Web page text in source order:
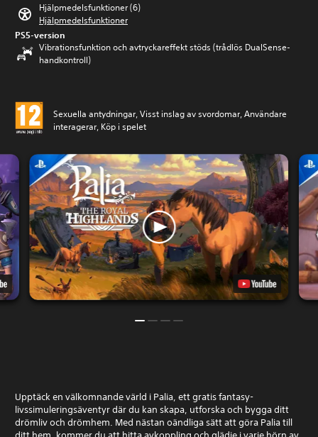
Hjälpmedelsfunktioner (6)
Hjälpmedelsfunktioner
PS5-version
Vibrationsfunktion och avtryckareffekt stöds (trådlös DualSense-
handkontroll)
Sexuella antydningar, Visst inslag av svordomar, Användare
interagerar, Köp i spelet
Upptäck en välkomnande värld i Palia, ett gratis fantasy-
livssimuleringsäventyr där du kan skapa, utforska och bygga ditt
drömliv och drömhem. Med nästan oändliga sätt att göra Palia till